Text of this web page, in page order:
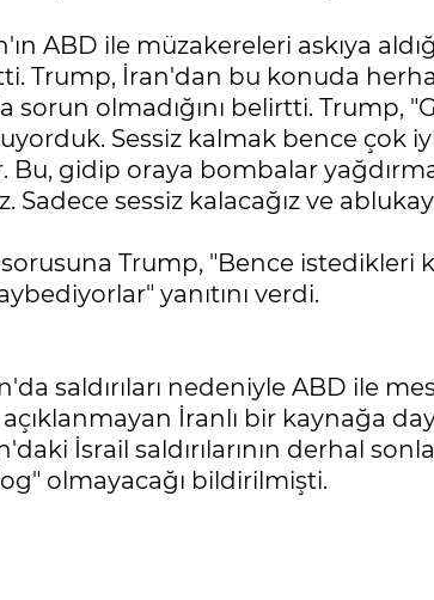
ABD ile müzakereleri askıya
Trump, İran'dan bu konuda
sorun olmadığını belirtti. Trump,
Sessiz kalmak bence çok
gidip oraya bombalar
Sadece sessiz kalacağız ve
Trump, "Bence istedikleri
yanıtını verdi.
saldırıları nedeniyle ABD ile
İranlı bir kaynağa
İsrail saldırılarının derhal
olmayacağı bildirilmişti.